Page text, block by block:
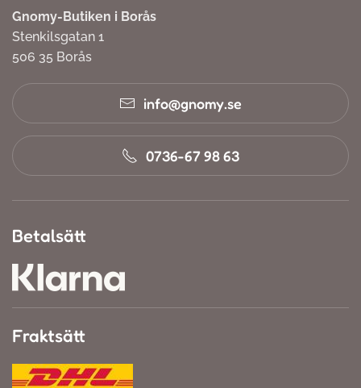
Gnomy-Butiken i Borås
Stenkilsgatan 1
506 35 Borås
info@gnomy.se
0736-67 98 63
Betalsätt
Fraktsätt